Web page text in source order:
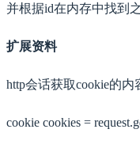
并根据id在内存中找到
扩展资料
http会话获取cookie的内
cookie cookies =